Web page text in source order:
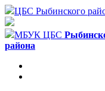
ЦБС Рыбинского
МБУК ЦБС
района